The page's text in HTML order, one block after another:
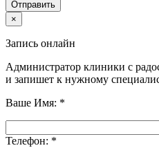
×
Запись онлайн
Администратор клиники с
и запишет к нужному
Ваше Имя: *
Телефон: *